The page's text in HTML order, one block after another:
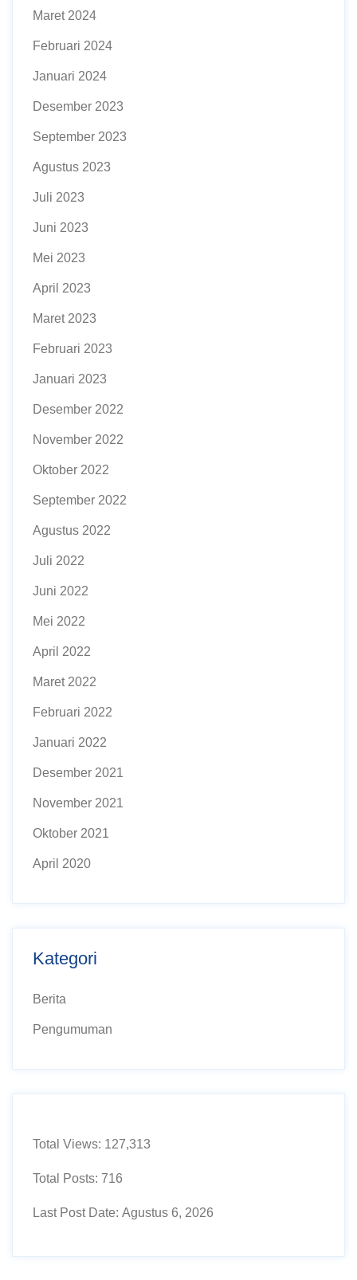
Maret 2024
Februari 2024
Januari 2024
Desember 2023
September 2023
Agustus 2023
Juli 2023
Juni 2023
Mei 2023
April 2023
Maret 2023
Februari 2023
Januari 2023
Desember 2022
November 2022
Oktober 2022
September 2022
Agustus 2022
Juli 2022
Juni 2022
Mei 2022
April 2022
Maret 2022
Februari 2022
Januari 2022
Desember 2021
November 2021
Oktober 2021
April 2020
Kategori
Berita
Pengumuman
Total Views: 127,313
Total Posts: 716
Last Post Date: Agustus 6, 2026